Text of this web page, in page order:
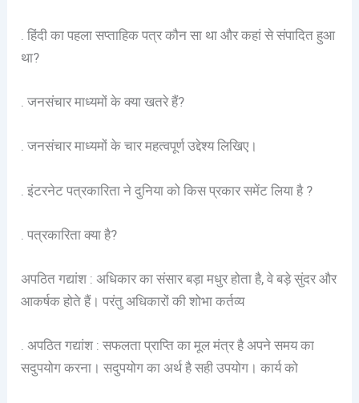
. हिंदी का पहला सप्ताहिक पत्र कौन सा था और कहां से संपादित हुआ
था?
. जनसंचार माध्यमों के क्या खतरे हैं?
. जनसंचार माध्यमों के चार महत्वपूर्ण उद्देश्य लिखिए।
. इंटरनेट पत्रकारिता ने दुनिया को किस प्रकार समेंट लिया है ?
. पत्रकारिता क्या है?
अपठित गद्यांश : अधिकार का संसार बड़ा मधुर होता है, वे बड़े सुंदर और
आकर्षक होते हैं। परंतु अधिकारों की शोभा कर्तव्य
. अपठित गद्यांश : सफलता प्राप्ति का मूल मंत्र है अपने समय का
सदुपयोग करना। सदुपयोग का अर्थ है सही उपयोग। कार्य को